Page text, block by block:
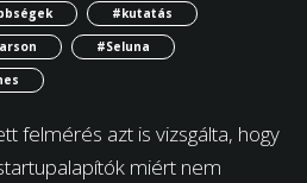
#kutatás
#Seluna
felmérés azt is vizsgálta, hogy
miért nem